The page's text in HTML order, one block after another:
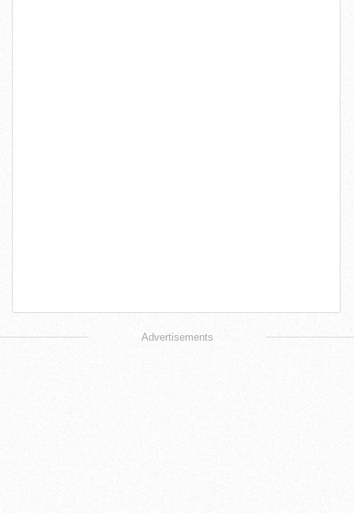
Advertisements